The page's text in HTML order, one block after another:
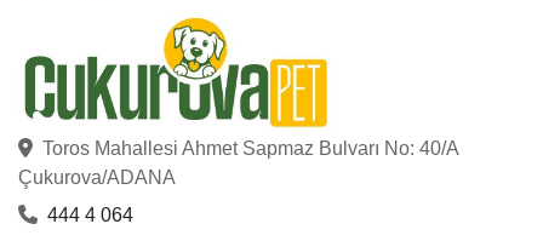
DAYANG
DOG CHOW
DOGIT
DOPHIN
Toros Mahallesi Ahmet Sapmaz Bulvarı No: 40/A
Çukurova/ADANA
444 4 064